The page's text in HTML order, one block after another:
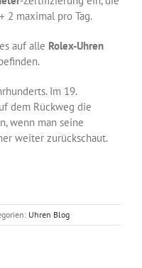
2 maximal pro Tag.
auf alle Rolex-Uhren
Im 19.
dem Rückweg die
wenn man seine
weiter zurückschaut.
Uhren Blog